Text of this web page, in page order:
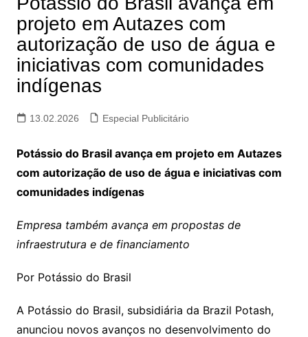
projeto em Autazes com
autorização de uso de água e
iniciativas com comunidades
indígenas
13.02.2026 Especial Publicitário
Potássio do Brasil avança em projeto em Autazes
com autorização de uso de água e iniciativas com
comunidades indígenas
Empresa também avança em propostas de
infraestrutura e de financiamento
Por Potássio do Brasil
A Potássio do Brasil, subsidiária da Brazil Potash,
anunciou novos avanços no desenvolvimento do